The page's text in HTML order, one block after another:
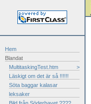
Hem
Blandat
MultitaskingTest.htm
>
Läskigt om det är så !!!!!!
Söta baggar kalasar
leksaker